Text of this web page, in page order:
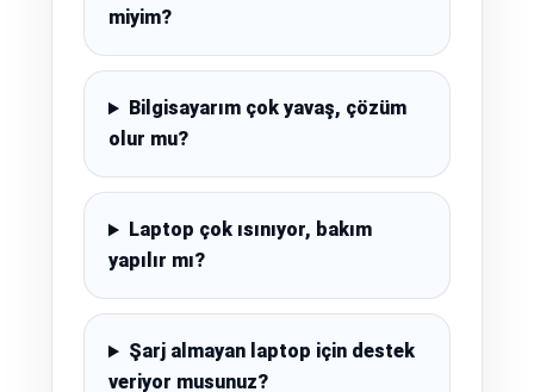
miyim?
Bilgisayarım çok yavaş, çözüm
olur mu?
Laptop çok ısınıyor, bakım
yapılır mı?
Şarj almayan laptop için destek
veriyor musunuz?